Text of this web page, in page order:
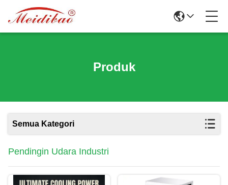
Produk
Semua Kategori
Pendingin Udara Industri